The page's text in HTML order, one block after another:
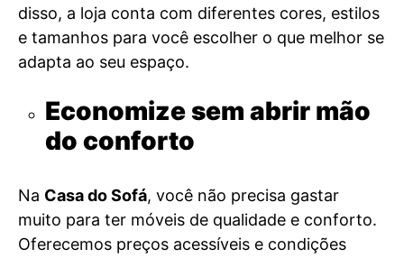
disso, a loja conta com diferentes cores, estilos
e tamanhos para você escolher o que melhor se
adapta ao seu espaço.
Economize sem abrir mão
do conforto
Na Casa do Sofá, você não precisa gastar
muito para ter móveis de qualidade e conforto.
Oferecemos preços acessíveis e condições